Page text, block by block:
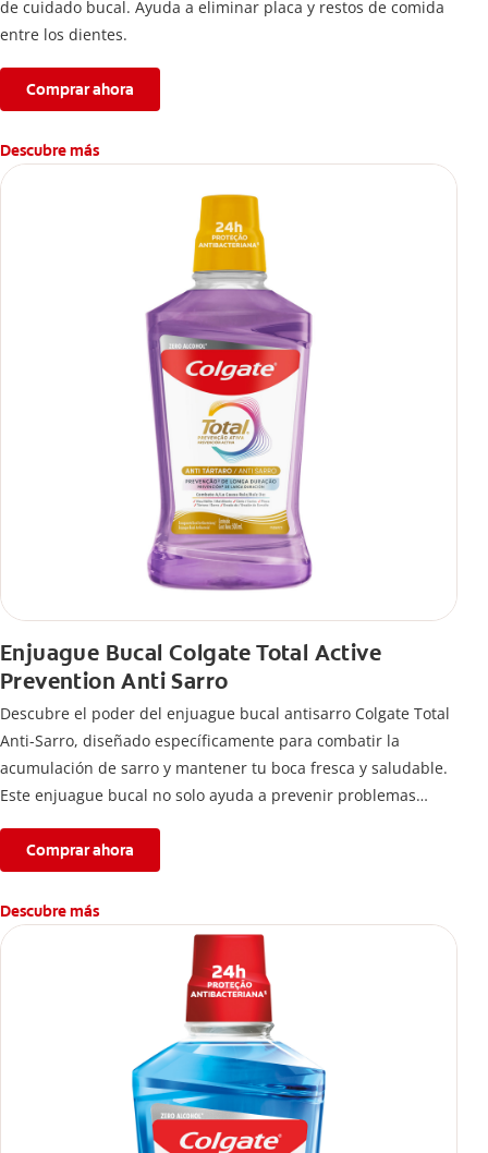
de cuidado bucal. Ayuda a eliminar placa y restos de comida
entre los dientes.
Comprar ahora
Descubre más
Enjuague Bucal Colgate Total Active
Prevention Anti Sarro
Descubre el poder del enjuague bucal antisarro Colgate Total
Anti-Sarro, diseñado específicamente para combatir la
acumulación de sarro y mantener tu boca fresca y saludable.
Este enjuague bucal no solo ayuda a prevenir problemas
Comprar ahora
Descubre más